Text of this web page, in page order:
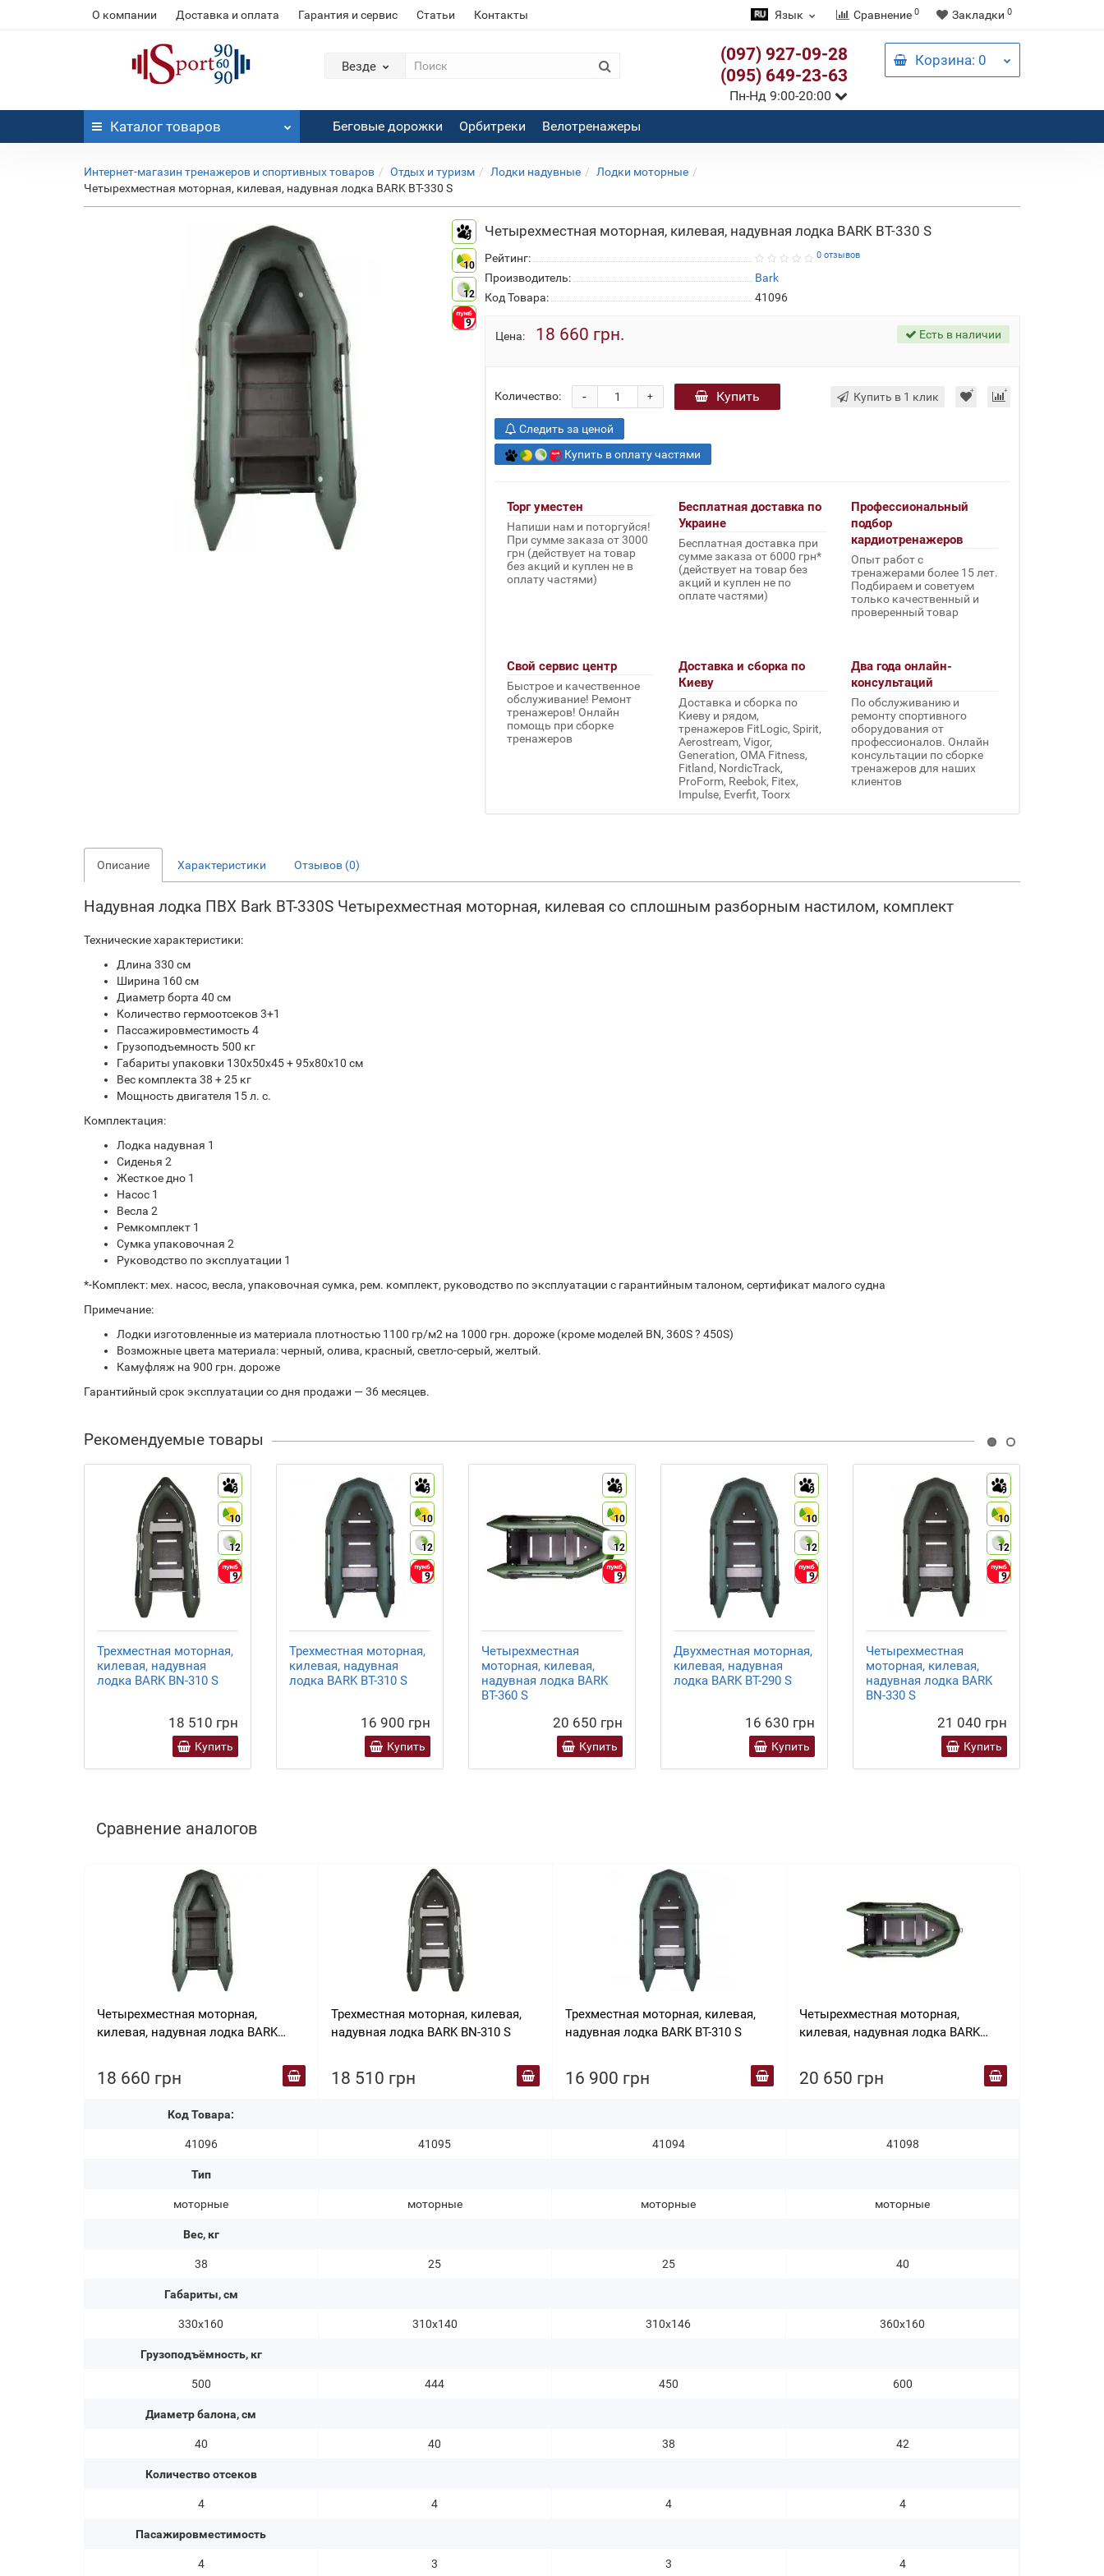
О компании Доставка и оплата Гарантия и сервис Статьи Контакты Язык Сравнение 0 Закладки 0
Везде
(097) 927-09-28
(095) 649-23-63
Пн-Нд 9:00-20:00
Корзина: 0
Каталог товаров Беговые дорожки Орбитреки Велотренажеры
Интернет-магазин тренажеров и спортивных товаров Отдых и туризм Лодки надувные
Лодки моторные
Четырехместная моторная, килевая, надувная лодка BARK ВТ-330 S
9
10
12
9
Четырехместная моторная, килевая, надувная лодка BARK ВТ-330 S
Рейтинг: 0 отзывов
Производитель:
Bark
Код Товара:
41096
Цена: 18 660 грн. Есть в наличии
Количество: +
- Купить
Следить за ценой
Купить в оплату частями
Купить в 1 клик
Торг уместен
Напиши нам и поторгуйся!
При сумме заказа от 3000
грн (действует на товар
без акций и куплен не в
оплату частями)
Бесплатная доставка по
Украине
Бесплатная доставка при
сумме заказа от 6000 грн*
(действует на товар без
акций и куплен не по
оплате частями)
Профессиональный
подбор
кардиотренажеров
Опыт работ с
тренажерами более 15 лет.
Подбираем и советуем
только качественный и
проверенный товар
Свой сервис центр
Быстрое и качественное
обслуживание! Ремонт
тренажеров! Онлайн
помощь при сборке
тренажеров
Доставка и сборка по
Киеву
Доставка и сборка по
Киеву и рядом,
тренажеров FitLogic, Spirit,
Aerostream, Vigor,
Generation, OMA Fitness,
Fitland, NordicTrack,
ProForm, Reebok, Fitex,
Impulse, Everfit, Toorx
Два года онлайн-
консультаций
По обслуживанию и
ремонту спортивного
оборудования от
профессионалов. Онлайн
консультации по сборке
тренажеров для наших
клиентов
Описание Характеристики Отзывов (0)
Надувная лодка ПВХ Bark ВТ-330S Четырехместная моторная, килевая со сплошным разборным настилом, комплект
Технические характеристики:
Длина 330 см
Ширина 160 см
Диаметр борта 40 см
Количество гермоотсеков 3+1
Пассажировместимость 4
Грузоподъемность 500 кг
Габариты упаковки 130х50х45 + 95х80х10 см
Вес комплекта 38 + 25 кг
Мощность двигателя 15 л. с.
Комплектация:
Лодка надувная 1
Сиденья 2
Жесткое дно 1
Насос 1
Весла 2
Ремкомплект 1
Сумка упаковочная 2
Руководство по эксплуатации 1
*-Комплект: мех. насос, весла, упаковочная сумка, рем. комплект, руководство по эксплуатации с гарантийным талоном, сертификат малого судна
Примечание:
Лодки изготовленные из материала плотностью 1100 гр/м2 на 1000 грн. дороже (кроме моделей BN, 360S ? 450S)
Возможные цвета материала: черный, олива, красный, светло-серый, желтый.
Камуфляж на 900 грн. дороже
Гарантийный срок эксплуатации со дня продажи — 36 месяцев.
Рекомендуемые товары
9
10
12
9
Трехместная моторная,
килевая, надувная
лодка BARK ВN-310 S
18 510 грн
Купить
9
10
12
9
Трехместная моторная,
килевая, надувная
лодка BARK ВТ-310 S
16 900 грн
Купить
9
10
12
9
Четырехместная
моторная, килевая,
надувная лодка BARK
ВТ-360 S
20 650 грн
Купить
9
10
12
9
Двухместная моторная,
килевая, надувная
лодка BARK ВТ-290 S
16 630 грн
Купить
9
10
12
9
Четырехместная
моторная, килевая,
надувная лодка BARK
ВN-330 S
21 040 грн
Купить
Сравнение аналогов
Четырехместная моторная,
килевая, надувная лодка BARK
18 660 грн
Код Товара:
41096
Тип
моторные
Вес, кг
38
Габариты, см
330х160
Грузоподъёмность, кг
500
Диаметр балона, см
40
Количество отсеков
4
Пасажировместимость
4
Трехместная моторная, килевая,
надувная лодка BARK ВN-310 S
18 510 грн
41095
моторные
25
310х140
444
40
4
3
Трехместная моторная, килевая,
надувная лодка BARK ВТ-310 S
16 900 грн
41094
моторные
25
310х146
450
38
4
3
Четырехместная моторная,
килевая, надувная лодка BARK
20 650 грн
41098
моторные
40
360х160
600
42
4
4